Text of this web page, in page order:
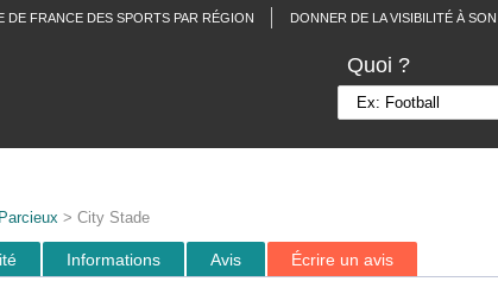
DE FRANCE DES SPORTS PAR RÉGION DONNER DE LA VISIBILITÉ À
Quoi ?
Parcieux > City Stade
Informations Avis Écrire un avis